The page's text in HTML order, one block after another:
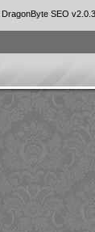
DragonByte SEO